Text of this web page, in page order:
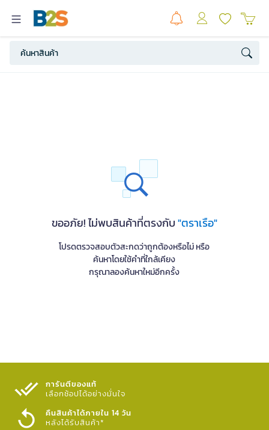
ขออภัย! ไม่พบสินค้าที่ตรงกับ"ตราเรือ"
โปรดตรวจสอบตัวสะกดว่าถูกต้องหรือไม่ หรือ
ค้นหาโดยใช้คำที่ใกล้เคียง
กรุณาลองค้นหาใหม่อีกครั้ง
การันตีของแท้
เลือกช้อปได้อย่างมั่นใจ​
คืนสินค้าได้ภายใน 14 วัน
หลังได้รับสินค้า*